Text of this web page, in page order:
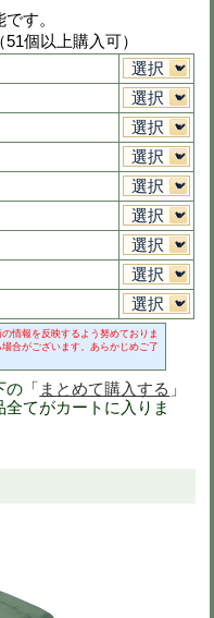
)
円(税抜)
すると拡大画